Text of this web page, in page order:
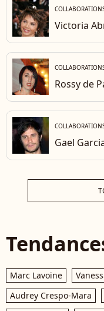
Victoria
Rossy de
Gael
Marc Lavoine
Audrey Crespo-Mara